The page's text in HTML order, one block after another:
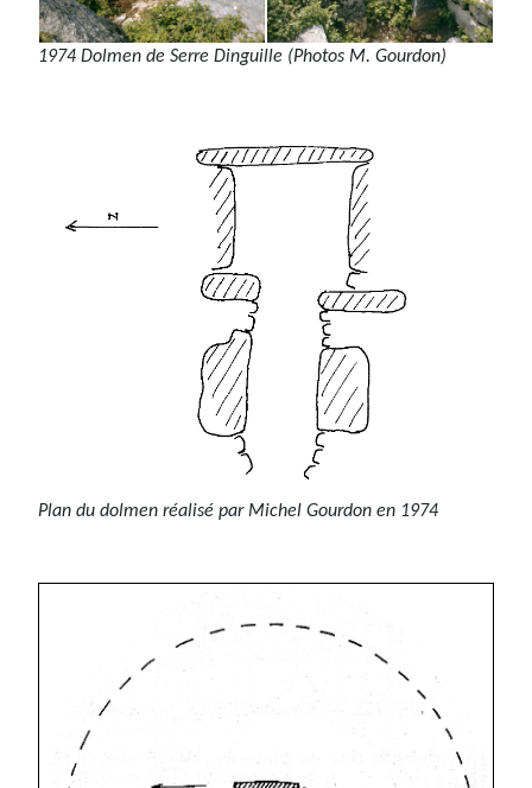
1974 Dolmen de Serre Dinguille (Photos M. Gourdon)
Plan du dolmen réalisé par Michel Gourdon en 1974